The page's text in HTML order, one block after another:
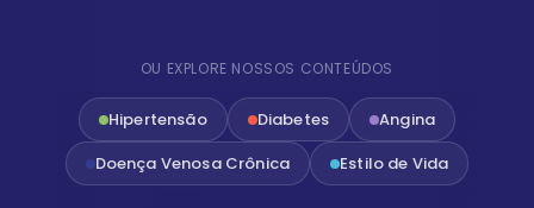
OU EXPLORE NOSSOS CONTEÚDOS
Hipertensão Diabetes
Angina
Doença Venosa Crônica
Estilo de Vida